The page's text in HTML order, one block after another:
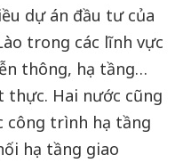
dự án đầu tư của
trong các lĩnh vực
thông, hạ tầng…
thực. Hai nước cũng
công trình hạ tầng
hạ tầng giao